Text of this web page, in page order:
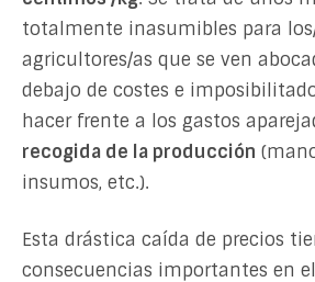
totalmente inasumibles para
agricultores/as que se ven
debajo de costes e
hacer frente a los gastos
recogida de la producción
insumos, etc.).
Esta drástica caída de precios
consecuencias importantes en